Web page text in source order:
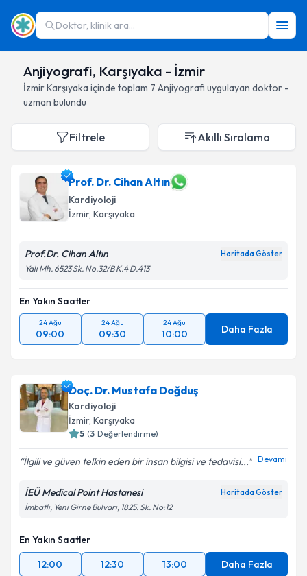
Doktor, klinik ara...
Anjiyografi, Karşıyaka - İzmir
İzmirKarşıyaka içinde toplam 7 Anjiyografi uygulayan doktor -
uzman bulundu
Filtrele Akıllı Sıralama
Prof. Dr. Cihan Altın
Kardiyoloji
İzmir, Karşıyaka
Prof.Dr. Cihan Altın Haritada Göster
Yalı Mh. 6523 Sk. No.32/B K.4 D.413
En Yakın Saatler
24 Ağu
09:00
24 Ağu
09:30
24 Ağu
10:00 Daha Fazla
Doç. Dr. Mustafa Doğduş
Kardiyoloji
İzmir, Karşıyaka
5 (3 Değerlendirme)
İlgili ve güven telkin eden bir insan bilgisi ve tedavisi... Devamı
İEÜ Medical Point Hastanesi Haritada Göster
İmbatlı, Yeni Girne Bulvarı, 1825. Sk. No:12
En Yakın Saatler
12:00
12:30 13:00 Daha Fazla